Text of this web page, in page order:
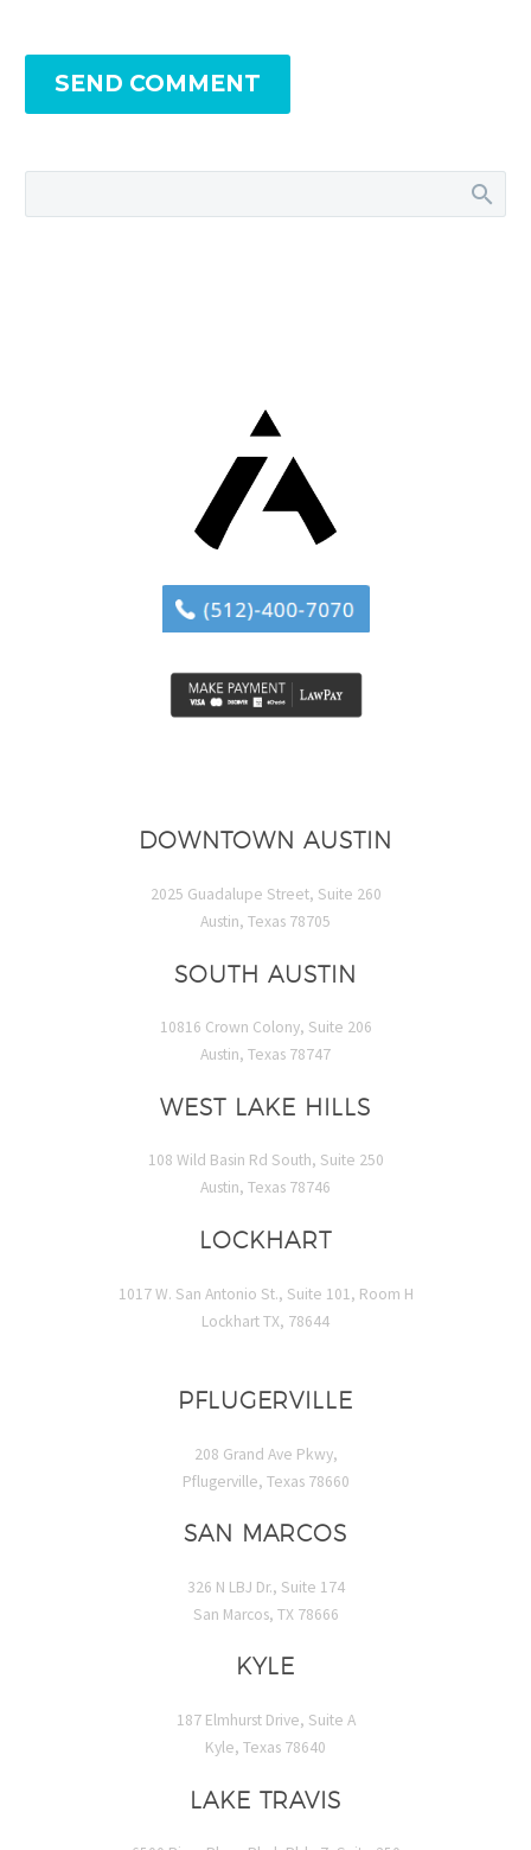
SEND COMMENT
DOWNTOWN AUSTIN
2025 Guadalupe Street, Suite 260
Austin, Texas 78705
SOUTH AUSTIN
10816 Crown Colony, Suite 206
Austin, Texas 78747
WEST LAKE HILLS
108 Wild Basin Rd South, Suite 250
Austin, Texas 78746
LOCKHART
1017 W. San Antonio St., Suite 101, Room H
Lockhart TX, 78644
PFLUGERVILLE
208 Grand Ave Pkwy,
Pflugerville, Texas 78660
SAN MARCOS
326 N LBJ Dr., Suite 174
San Marcos, TX 78666
KYLE
187 Elmhurst Drive, Suite A
Kyle, Texas 78640
LAKE TRAVIS